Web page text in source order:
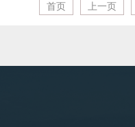
首页
上一页